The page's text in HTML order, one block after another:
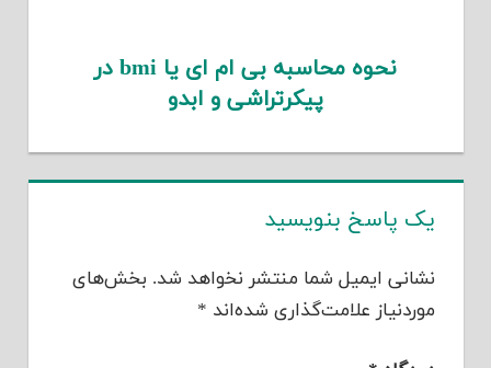
نحوه محاسبه بی ام ای یا bmi در
پیکرتراشی و ابدو
یک پاسخ بنویسید
نشانی ایمیل شما منتشر نخواهد شد. بخش‌های
موردنیاز علامت‌گذاری شده‌اند *